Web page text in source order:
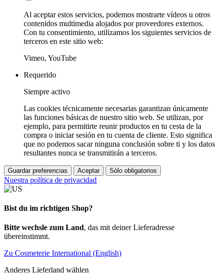
Al aceptar estos servicios, podemos mostrarte vídeos u otros
contenidos multimedia alojados por proveedores externos.
Con tu consentimiento, utilizamos los siguientes servicios de
terceros en este sitio web:
Vimeo, YouTube
Requerido
Siempre activo
Las cookies técnicamente necesarias garantizan únicamente
las funciones básicas de nuestro sitio web. Se utilizan, por
ejemplo, para permitirte reunir productos en tu cesta de la
compra o iniciar sesión en tu cuenta de cliente. Esto significa
que no podemos sacar ninguna conclusión sobre ti y los datos
resultantes nunca se transmitirán a terceros.
Guardar preferencias Aceptar Sólo obligatorios
Nuestra política de privacidad
Bist du im richtigen Shop?
Bitte wechsle zum Land, das mit deiner Lieferadresse
übereinstimmt.
Zu Cosmeterie International (English)
Anderes Lieferland wählen